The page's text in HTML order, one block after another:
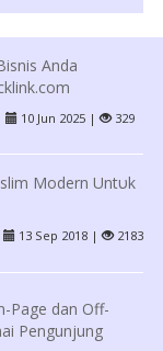
Anda
10 Jun 2025 | 329
Modern Untυk
13 Sep 2018 | 2183
Page dan Off-
Pengunjung